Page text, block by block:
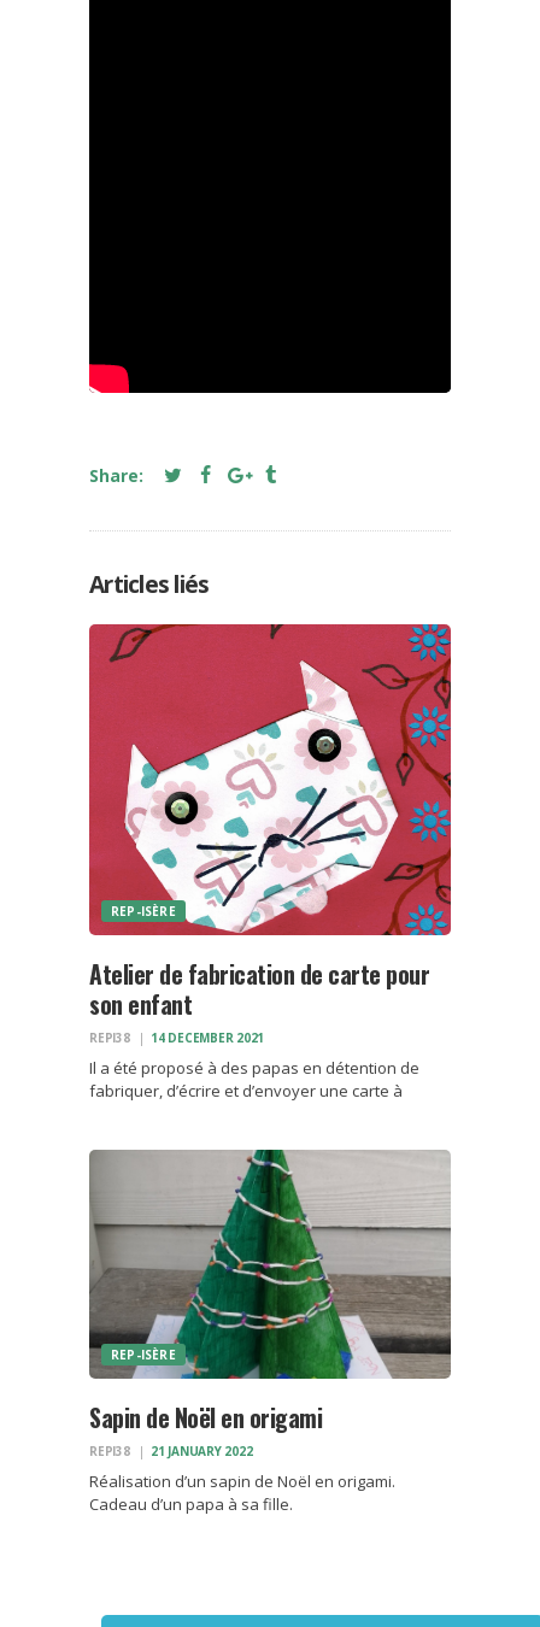
Share:
Articles liés
REP-ISÈRE
Atelier de fabrication de carte pour
son enfant
REPI38 14 DECEMBER 2021
Il a été proposé à des papas en détention de
fabriquer, d’écrire et d’envoyer une carte à
dessiner, plier, coller : décorer une carte. Nous
REP-ISÈRE
Sapin de Noël en origami
REPI38 21 JANUARY 2022
Réalisation d’un sapin de Noël en origami.
Cadeau d’un papa à sa fille.